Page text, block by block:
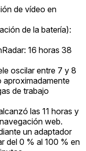
de vídeo en
de la batería):
16 horas 38
oscilar entre 7 y 8
aproximadamente
de trabajo
las 11 horas y
web.
un adaptador
del 0 % al 100 % en